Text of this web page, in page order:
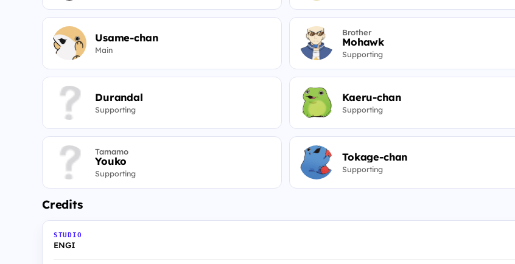
Usame-chan
Main
Brother
Mohawk
Supporting
Durandal
Supporting
Kaeru-chan
Supporting
Tamamo
Youko
Supporting
Tokage-chan
Supporting
Credits
STUDIO
ENGI